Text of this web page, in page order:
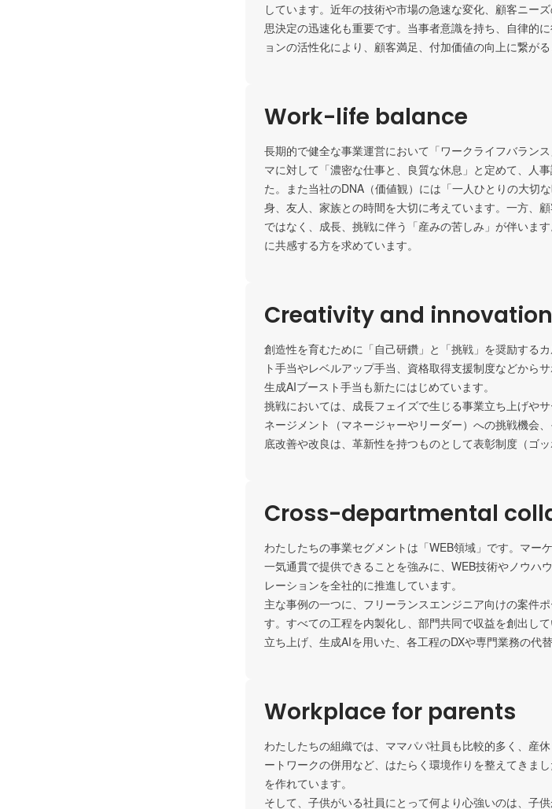
しています。近年の技術や市場の急速な変化、顧客ニー
思決定の迅速化も重要です。当事者意識を持ち、自律的
ョンの活性化により、顧客満足、付加価値の向上に繋がる
Work-life balance
長期的で健全な事業運営において「ワークライフバラン
マに対して「濃密な仕事と、良質な休息」と定めて、人
た。また当社のDNA（価値観）には「一人ひとりの大切
身、友人、家族との時間を大切に考えています。一方、
ではなく、成長、挑戦に伴う「産みの苦しみ」が伴いま
に共感する方を求めています。
Creativity and innovation
創造性を育むために「自己研鑽」と「挑戦」を奨励する
ト手当やレベルアップ手当、資格取得支援制度などから
生成AIブースト手当も新たにはじめています。
挑戦においては、成長フェイズで生じる事業立ち上げや
ネージメント（マネージャーやリーダー）への挑戦機会
底改善や改良は、革新性を持つものとして表彰制度（ゴッ
Cross-departmental
わたしたちの事業セグメントは「WEB領域」です。マー
一気通貫で提供できることを強みに、WEB技術やノウハ
レーションを全社的に推進しています。
主な事例の一つに、フリーランスエンジニア向けの案件
す。すべての工程を内製化し、部門共同で収益を創出し
立ち上げ、生成AIを用いた、各工程のDXや専門業務の代
Workplace for parents
わたしたちの組織では、ママパパ社員も比較的多く、産
ートワークの併用など、はたらく環境作りを整えてきま
を作れています。
そして、子供がいる社員にとって何より心強いのは、子